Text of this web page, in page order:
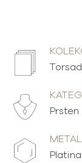
Prsten
Platina